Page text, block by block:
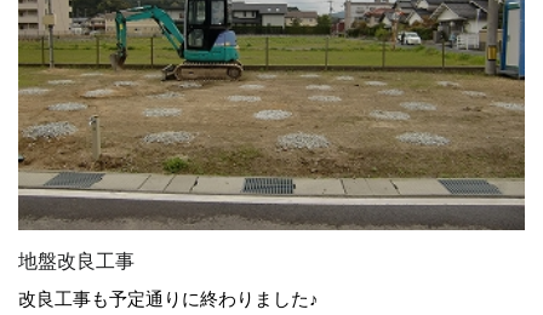
地盤改良工事
改良工事も予定通りに終わりました♪